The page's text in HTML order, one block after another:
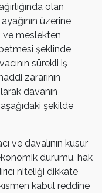
olan
üzerine
ve meslekten
şeklinde
sürekli iş
zararının
davanın
şekilde
ve davalının kusur
durumu, hak
niteliği dikkate
kabul reddine